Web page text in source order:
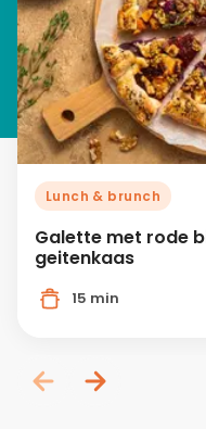
Lunch & brunch
Galette met rode
geitenkaas
15 min